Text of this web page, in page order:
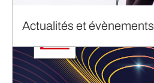
Actualités et évènements